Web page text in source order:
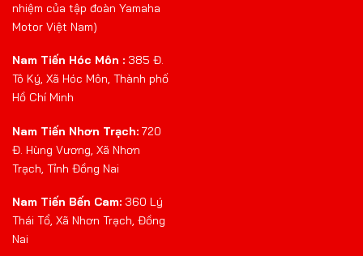
nhiệm của tập đoàn Yamaha
Motor Việt Nam)
Nam Tiến Hóc Môn : 385 Đ.
Tô Ký, Xã Hóc Môn, Thành phố
Hồ Chí Minh
Nam Tiến Nhơn Trạch: 720
Đ. Hùng Vương, Xã Nhơn
Trạch, Tỉnh Đồng Nai
Nam Tiến Bến Cam: 360 Lý
Thái Tổ, Xã Nhơn Trạch, Đồng
Nai